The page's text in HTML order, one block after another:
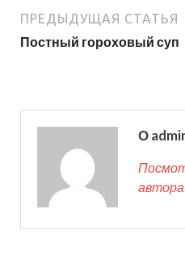
ПРЕДЫДУЩАЯ СТАТЬЯ
Постный гороховый суп
О